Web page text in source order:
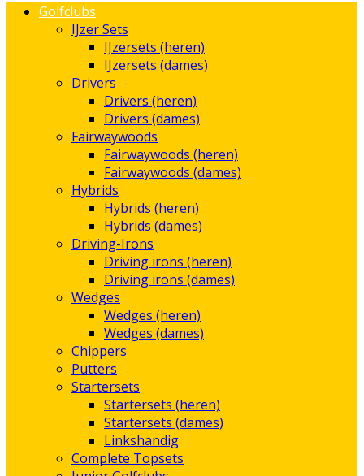
Golfclubs
IJzer Sets
IJzersets (heren)
IJzersets (dames)
Drivers
Drivers (heren)
Drivers (dames)
Fairwaywoods
Fairwaywoods (heren)
Fairwaywoods (dames)
Hybrids
Hybrids (heren)
Hybrids (dames)
Driving-Irons
Driving irons (heren)
Driving irons (dames)
Wedges
Wedges (heren)
Wedges (dames)
Chippers
Putters
Startersets
Startersets (heren)
Startersets (dames)
Linkshandig
Complete Topsets